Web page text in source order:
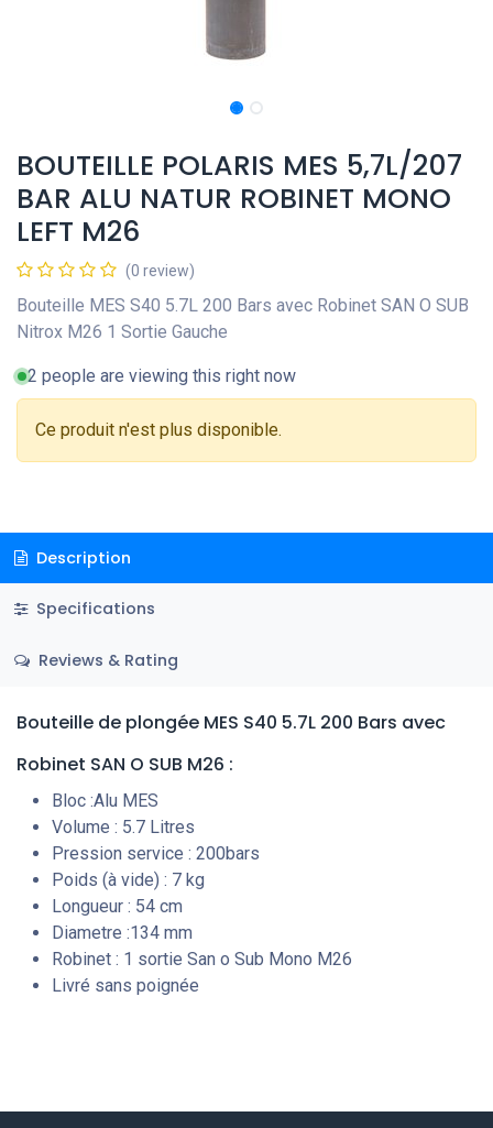
BOUTEILLE POLARIS MES 5,7L/207
BAR ALU NATUR ROBINET MONO
LEFT M26
(0 review)
Bouteille MES S40 5.7L 200 Bars avec Robinet SAN O SUB
Nitrox M26 1 Sortie Gauche
2 people are viewing this right now
Ce produit n'est plus disponible.
Description
Specifications
Reviews & Rating
Bouteille de plongée MES S40 5.7L 200 Bars avec
Robinet SAN O SUB M26 :
Bloc :Alu MES
Volume : 5.7 Litres
Pression service : 200bars
Poids (à vide) : 7 kg
Longueur : 54 cm
Diametre :134 mm
Robinet : 1 sortie San o Sub Mono M26
Livré sans poignée